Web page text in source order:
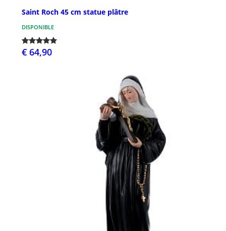
Saint Roch 45 cm statue plâtre
DISPONIBLE
€ 64,90